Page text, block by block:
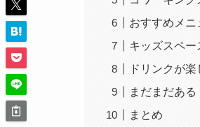
おすすめメニ
キッズスペー
ドリンクが
まだまだあ
まとめ